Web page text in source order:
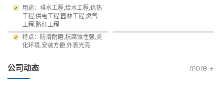
用途：排水工程,给水工程,供热
工程,供电工程,园林工程,燃气
工程,路灯工程
特点：防滑耐磨,抗腐蚀性强,美
化环境,安装方便,外表光亮
more +
公司动态